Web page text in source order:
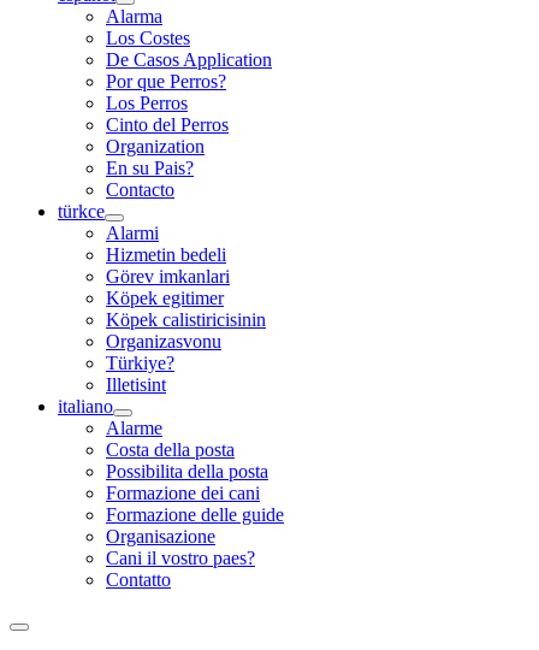
Alarma
Los Costes
De Casos Application
Por que Perros?
Los Perros
Cinto del Perros
Organization
En su Pais?
Contacto
türkce
Alarmi
Hizmetin bedeli
Görev imkanlari
Köpek egitimer
Köpek calistiricisinin
Organizasvonu
Türkiye?
Illetisint
italiano
Alarme
Costa della posta
Possibilita della posta
Formazione dei cani
Formazione delle guide
Organisazione
Cani il vostro paes?
Contatto